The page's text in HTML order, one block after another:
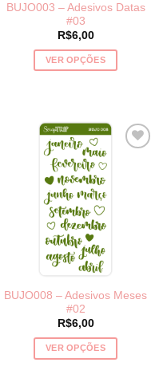
BUJO003 – Adesivos Datas
#03
R$6,00
VER OPÇÕES
várias
variantes.
As
opções
podem
ser
escolhidas
na
página
produto
BUJO008 – Adesivos Meses
#02
R$6,00
VER OPÇÕES